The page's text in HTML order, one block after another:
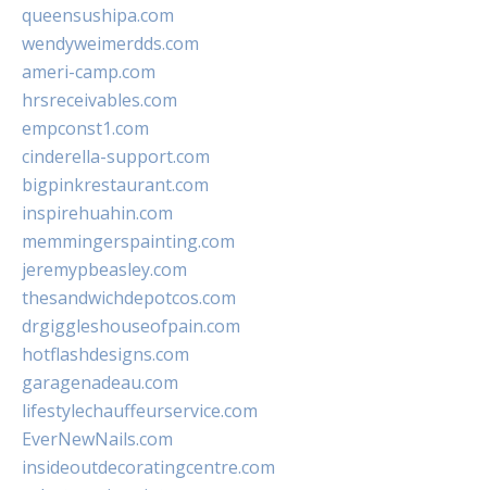
queensushipa.com
wendyweimerdds.com
ameri-camp.com
hrsreceivables.com
empconst1.com
cinderella-support.com
bigpinkrestaurant.com
inspirehuahin.com
memmingerspainting.com
jeremypbeasley.com
thesandwichdepotcos.com
drgiggleshouseofpain.com
hotflashdesigns.com
garagenadeau.com
lifestylechauffeurservice.com
EverNewNails.com
insideoutdecoratingcentre.com